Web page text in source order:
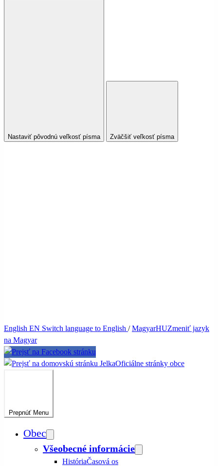
Nastaviť pôvodnú veľkosť písma Zväčšiť veľkosť písma
English EN Switch language to English /MagyarHUZmeniť jazyk
na Magyar
JelkaOficiálne stránky obce
Prepnúť Menu
Obec
Všeobecné informácie
HistóriaČasová os